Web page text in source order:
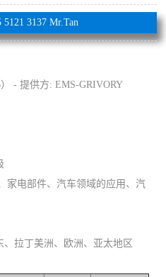
3137 Mr.Tan
- 提供方: EMS-GRIVORY
家电部件、汽车领域的应用、汽
拉丁美洲、欧洲、亚太地区